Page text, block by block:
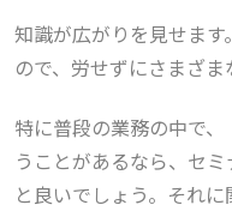
知識が広がりを見せま
ので、労せずにさまざま
特に普段の業務の中で
うことがあるなら、セ
と良いでしょう。それ